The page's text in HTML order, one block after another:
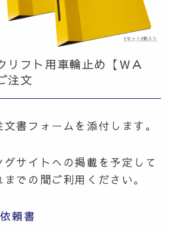
リフト用車輪止め【ＷＡ
注文
書フォームを添付します。
サイトへの掲載を予定して
での間ご利用ください。
頼書